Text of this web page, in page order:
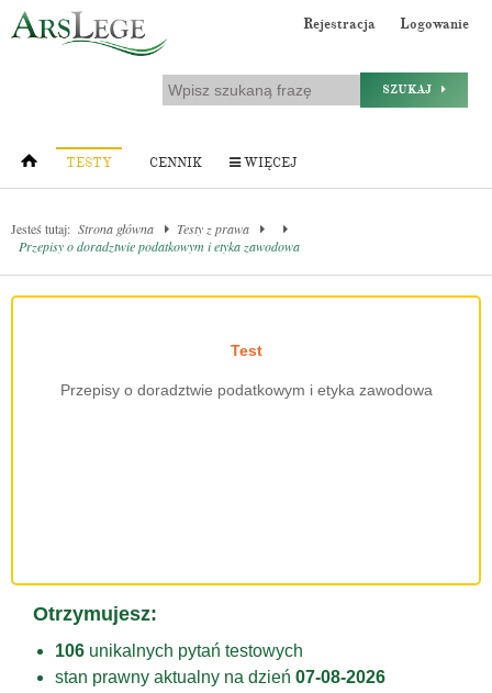
Rejestracja Logowanie
SZUKAJ
TESTY CENNIK WIĘCEJ
Jesteś tutaj: Strona główna
Testy z prawa
Przepisy o doradztwie podatkowym i etyka zawodowa
Test
Przepisy o doradztwie podatkowym i etyka zawodowa
Otrzymujesz:
106 unikalnych pytań testowych
stan prawny aktualny na dzień 07-08-2026